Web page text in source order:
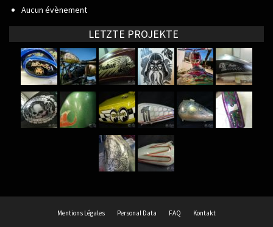
Aucun évènement
LETZTE PROJEKTE
Mentions Légales Personal Data FAQ Kontakt